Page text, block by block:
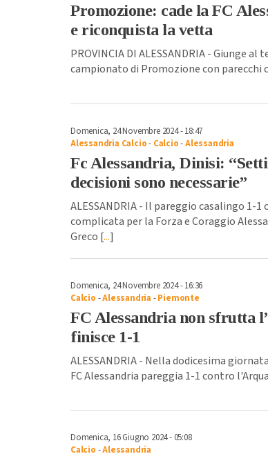
Promozione: cade la FC
e riconquista la vetta
PROVINCIA DI ALESSANDRIA - Giunge
campionato di Promozione con parecchi
Domenica, 24 Novembre 2024 - 18:47
Alessandria Calcio- Calcio-Alessandria
Fc Alessandria, Dinisi:
decisioni sono necessarie”
ALESSANDRIA - Il pareggio casalingo 1-
complicata per la Forza e Coraggio
Greco [...]
Domenica, 24 Novembre 2024 - 16:36
Calcio -Alessandria -Piemonte
FC Alessandria non sfrutta
finisce 1-1
ALESSANDRIA - Nella dodicesima
FC Alessandria pareggia 1-1 contro
Domenica, 16 Giugno 2024 - 05:08
Calcio -Alessandria